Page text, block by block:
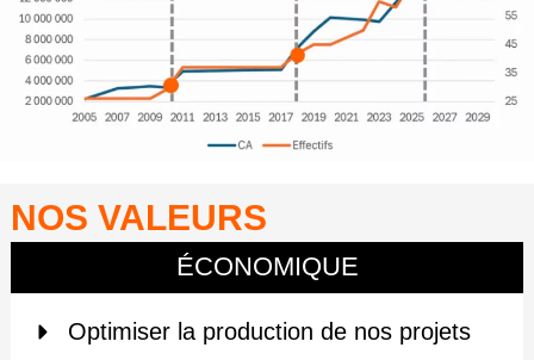
NOS VALEURS
ÉCONOMIQUE
Optimiser la production de nos projets